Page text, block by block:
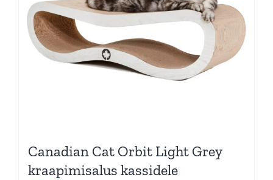
Canadian Cat Orbit Light Grey
kraapimisalus kassidele